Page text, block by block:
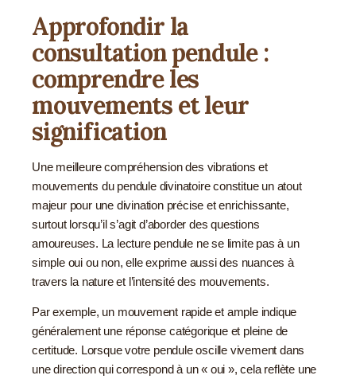
Approfondir la
consultation pendule :
comprendre les
mouvements et leur
signification
Une meilleure compréhension des vibrations et
mouvements du pendule divinatoire constitue un atout
majeur pour une divination précise et enrichissante,
surtout lorsqu’il s’agit d’aborder des questions
amoureuses. La lecture pendule ne se limite pas à un
simple oui ou non, elle exprime aussi des nuances à
travers la nature et l’intensité des mouvements.
Par exemple, un mouvement rapide et ample indique
généralement une réponse catégorique et pleine de
certitude. Lorsque votre pendule oscille vivement dans
une direction qui correspond à un « oui », cela reflète une